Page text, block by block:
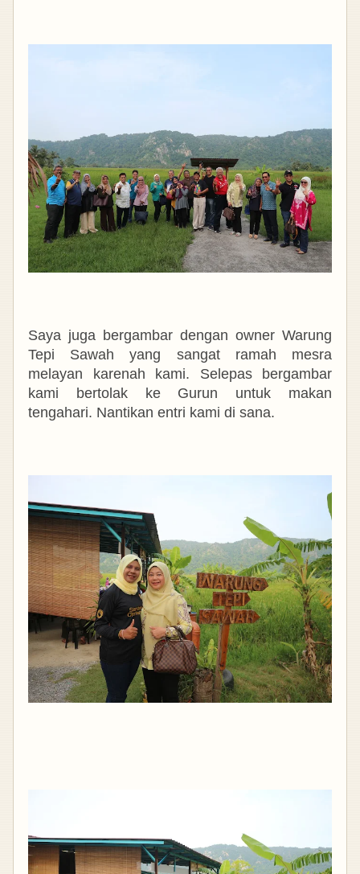
Saya juga bergambar dengan owner Warung
Tepi Sawah yang sangat ramah mesra
melayan karenah kami. Selepas bergambar
kami bertolak ke Gurun untuk makan
tengahari. Nantikan entri kami di sana.